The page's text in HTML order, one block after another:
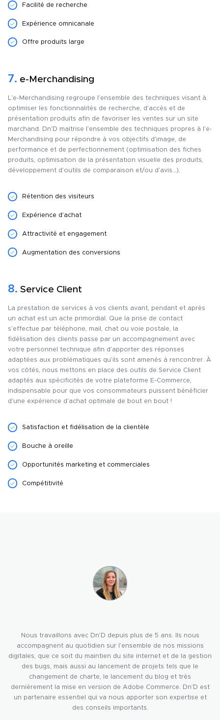
Facilité de recherche
Expérience omnicanale
Offre produits large
7. e-Merchandising
L’e-Merchandising regroupe l’ensemble des techniques visant à
optimiser les fonctionnalités de recherche, d’accès et de
présentation produits afin de favoriser les ventes sur un site
marchand. Dn’D maîtrise l’ensemble des techniques propres à l’e-
Merchandising pour répondre à vos objectifs d’image, de
performance et de perfectionnement (optimisation des fiches
produits, optimisation de la présentation visuelle des produits,
développement d’outils de comparaison et/ou d’avis…).
Rétention des visiteurs
Expérience d’achat
Attractivité et engagement
Augmentation des conversions
8. Service Client
La prestation de services à vos clients avant, pendant et après
un achat est un acte primordial. Que la prise de contact
s’effectue par téléphone, mail, chat ou voie postale, la
fidélisation des clients passe par un accompagnement avec
votre personnel technique afin d’apporter des réponses
adaptées aux problématiques qu’ils sont amenés à rencontrer. À
vos côtés, nous mettons en place des outils de Service Client
adaptés aux spécificités de votre plateforme E-Commerce,
indispensable pour que vos consommateurs puissent bénéficier
d’une expérience d’achat optimale de bout en bout !
Satisfaction et fidélisation de la clientèle
Bouche à oreille
Opportunités marketing et commerciales
Compétitivité
Nous travaillons avec Dn’D depuis plus de 5 ans. Ils nous
accompagnent au quotidien sur l’ensemble de nos missions
digitales, que ce soit du maintien du site internet et de la gestion
des bugs, mais aussi au lancement de projets tels que le
changement de charte, le lancement du blog et très
dernièrement la mise en version de Adobe Commerce. Dn’D est
un partenaire essentiel qui va nous apporter son expertise et
des conseils importants.